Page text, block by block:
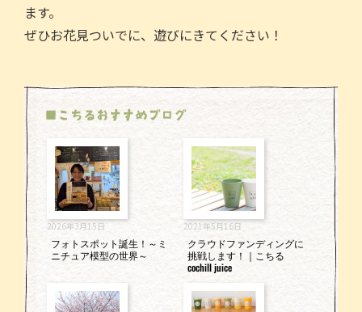
ます。
ぜひお花見ついでに、遊びにきてください！
■こちるおすすめブログ
2026年3月15日
フォトスポット誕生！～ミ
ニチュア模型の世界～
2021年5月16日
クラウドファンディングに
挑戦します！｜こちる
cochill juice